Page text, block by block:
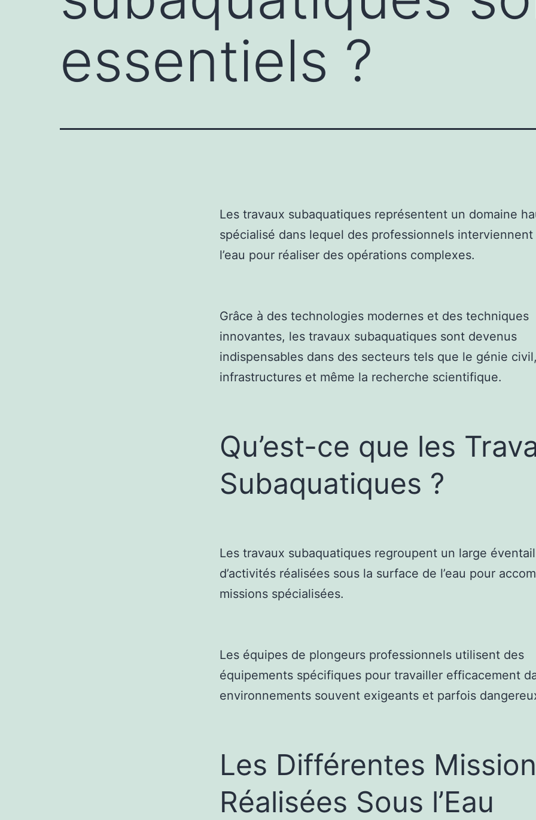
essentiels ?
Les travaux subaquatiques représentent un domaine
spécialisé dans lequel des professionnels interviennent
l’eau pour réaliser des opérations complexes.
Grâce à des technologies modernes et des techniques
innovantes, les travaux subaquatiques sont devenus
indispensables dans des secteurs tels que le génie
infrastructures et même la recherche scientifique.
Qu’est-ce que les
Subaquatiques ?
Les travaux subaquatiques regroupent un large éventail
d’activités réalisées sous la surface de l’eau pour
missions spécialisées.
Les équipes de plongeurs professionnels utilisent des
équipements spécifiques pour travailler efficacement
environnements souvent exigeants et parfois
Les Différentes
Réalisées Sous l’Eau